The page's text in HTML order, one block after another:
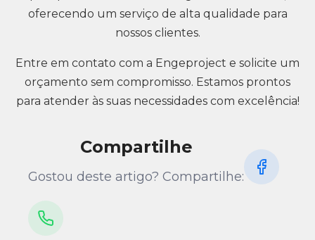
oferecendo um serviço de alta qualidade para
nossos clientes.
Entre em contato com a Engeproject e solicite um
orçamento sem compromisso. Estamos prontos
para atender às suas necessidades com excelência!
Compartilhe
Gostou deste artigo? Compartilhe: